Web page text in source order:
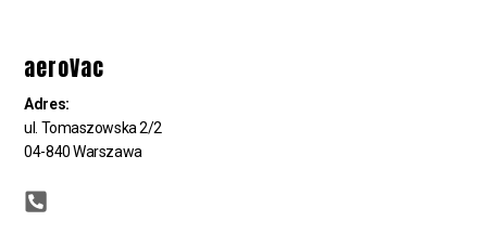
aeroVac
Adres:
ul. Tomaszowska 2/2
04-840 Warszawa